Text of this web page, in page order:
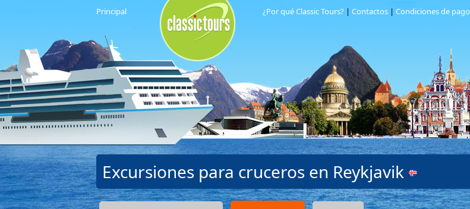
Principal ¿Por qué Classic Tours? | Contactos | Condiciones de pago
Excursiones para cruceros en Reykjavik